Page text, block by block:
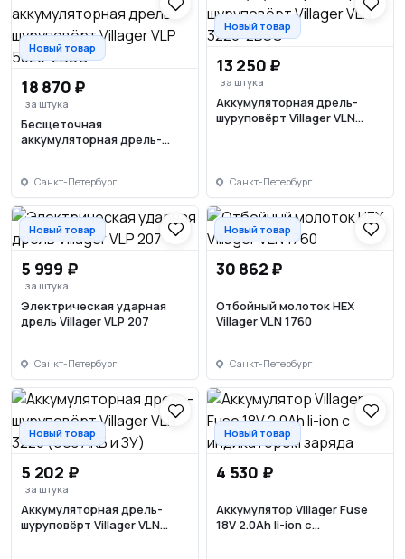
Новый товар
18 870 ₽
за штука
Бесщеточная
аккумуляторная дрель-
Санкт-Петербург
Новый товар
13 250 ₽
за штука
Аккумуляторная дрель-
шуруповёрт Villager VLN
Санкт-Петербург
Новый товар
5 999 ₽
за штука
Электрическая ударная
дрель Villager VLP 207
Санкт-Петербург
Новый товар
30 862 ₽
Отбойный молоток НЕХ
Villager VLN 1760
Санкт-Петербург
Новый товар
5 202 ₽
за штука
Аккумуляторная дрель-
шуруповёрт Villager VLN
Новый товар
4 530 ₽
Аккумулятор Villager Fuse
18V 2.0Ah li-ion с